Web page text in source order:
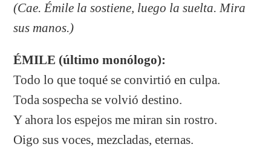
(Cae. Émile la sostiene, luego la suelta. Mira
sus manos.)
ÉMILE (último monólogo):
Todo lo que toqué se convirtió en culpa.
Toda sospecha se volvió destino.
Y ahora los espejos me miran sin rostro.
Oigo sus voces, mezcladas, eternas.